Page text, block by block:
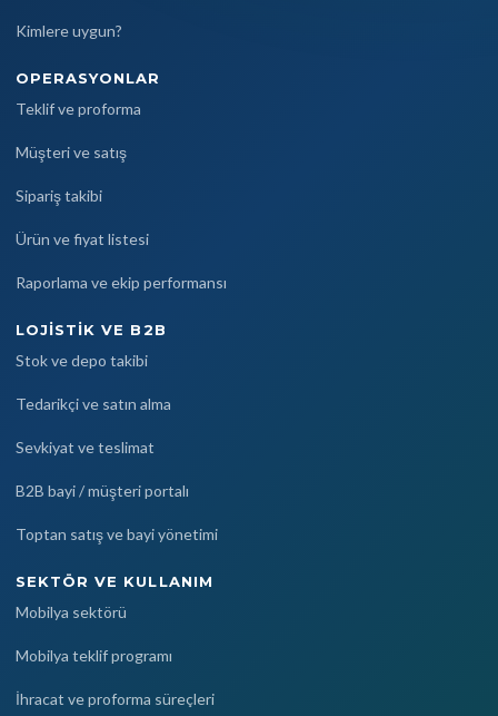
Kimlere uygun?
OPERASYONLAR
Teklif ve proforma
Müşteri ve satış
Sipariş takibi
Ürün ve fiyat listesi
Raporlama ve ekip performansı
LOJISTIK VE B2B
Stok ve depo takibi
Tedarikçi ve satın alma
Sevkiyat ve teslimat
B2B bayi / müşteri portalı
Toptan satış ve bayi yönetimi
SEKTÖR VE KULLANIM
Mobilya sektörü
Mobilya teklif programı
İhracat ve proforma süreçleri